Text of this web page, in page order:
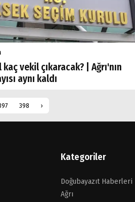
vekil çıkaracak? | Ağrı'nın
aynı kaldı
398 ›
Kategoriler
Doğubayazıt Haberleri
Ağrı